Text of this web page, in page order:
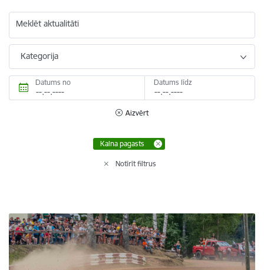
Meklēt aktualitāti
Kategorija
Datums no Datums līdz
Aizvērt
Kalna pagasts
Notīrīt filtrus